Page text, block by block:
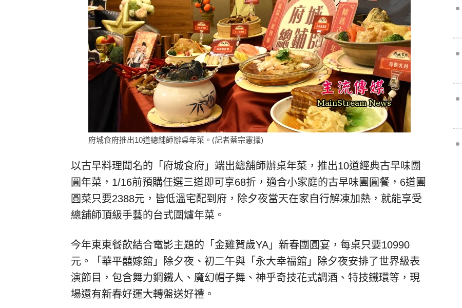
府城食府推出10道總舖師辦桌年菜。(記者蔡宗憲攝)
以古早料理聞名的「府城食府」端出總舖師辦桌年菜，推出10道經典古早味團
圓年菜，1/16前預購任選三道即可享68折，適合小家庭的古早味團圓餐，6道團
圓菜只要2388元，皆低溫宅配到府，除夕夜當天在家自行解凍加熱，就能享受
總舖師頂級手藝的台式圍爐年菜。
今年東東餐飲結合電影主題的「金雞賀歲YA」新春團圓宴，每桌只要10990
元。「華平囍嫁館」除夕夜、初二午與「永大幸福館」除夕夜安排了世界級表
演節目，包含舞力鋼鐵人、魔幻帽子舞、神乎奇技花式調酒、特技鐵環等，現
場還有新春好運大轉盤送好禮。